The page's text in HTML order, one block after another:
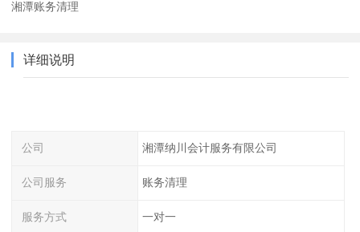
湘潭账务清理
详细说明
公司 湘潭纳川会计服务有限公司
公司服务 账务清理
服务方式 一对一